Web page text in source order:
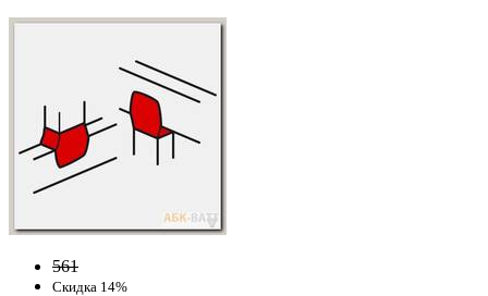
561
Скидка 14%